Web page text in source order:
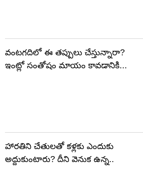
వంటగదిలో ఈ తప్పులు చేస్తున్నారా?
ఇంట్లో సంతోషం మాయం కావడానికి...
హారతిని చేతులతో కళ్లకు ఎందుకు
అద్దుకుంటారు? దీని వెనుక ఉన్న..